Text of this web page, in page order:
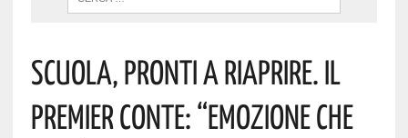
Scuola, Pronti A Riaprire. Il
Premier Conte: “Emozione Che